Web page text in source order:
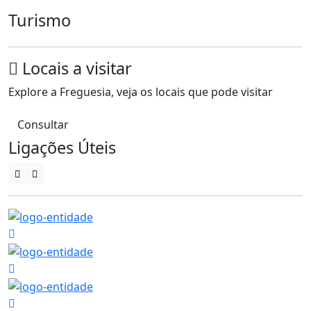
Turismo
Locais a visitar
Explore a Freguesia, veja os locais que pode visitar
Consultar
Ligações Úteis